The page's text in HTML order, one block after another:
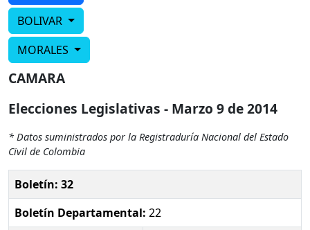
BOLIVAR
MORALES
CAMARA
Elecciones Legislativas - Marzo 9 de 2014
* Datos suministrados por la Registraduría Nacional del Estado
Civil de Colombia
Boletín: 32
Boletín Departamental: 22